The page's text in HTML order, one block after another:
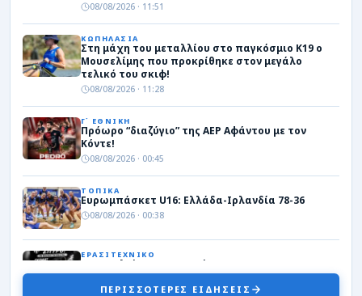
08/08/2026 · 11:51
ΚΩΠΗΛΑΣΙΑ
Στη μάχη του μεταλλίου στο παγκόσμιο Κ19 ο
Μουσελίμης που προκρίθηκε στον μεγάλο
τελικό του σκιφ!
08/08/2026 · 11:28
Γ΄ ΕΘΝΙΚΗ
Πρόωρο “διαζύγιο” της ΑΕΡ Αφάντου με τον
Κόντε!
08/08/2026 · 00:45
ΤΟΠΙΚΑ
Ευρωμπάσκετ U16: Ελλάδα-Ιρλανδία 78-36
08/08/2026 · 00:38
ΕΡΑΣΙΤΕΧΝΙΚΟ
Κουτσελιό: Στα «ασπρόμαυρα» ο
τερματοφύλακας Σπύρος Γκόνης
07/08/2026 · 22:42
ΠΕΡΙΣΣΟΤΕΡΕΣ ΕΙΔΗΣΕΙΣ